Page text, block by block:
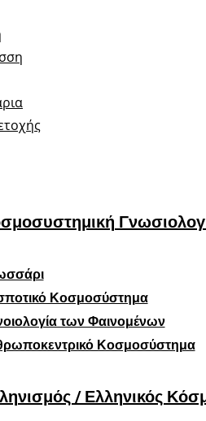
Κοσμοσύστημα
των Φαινομένων
Κοσμοσύστημα
/ Ελληνικός